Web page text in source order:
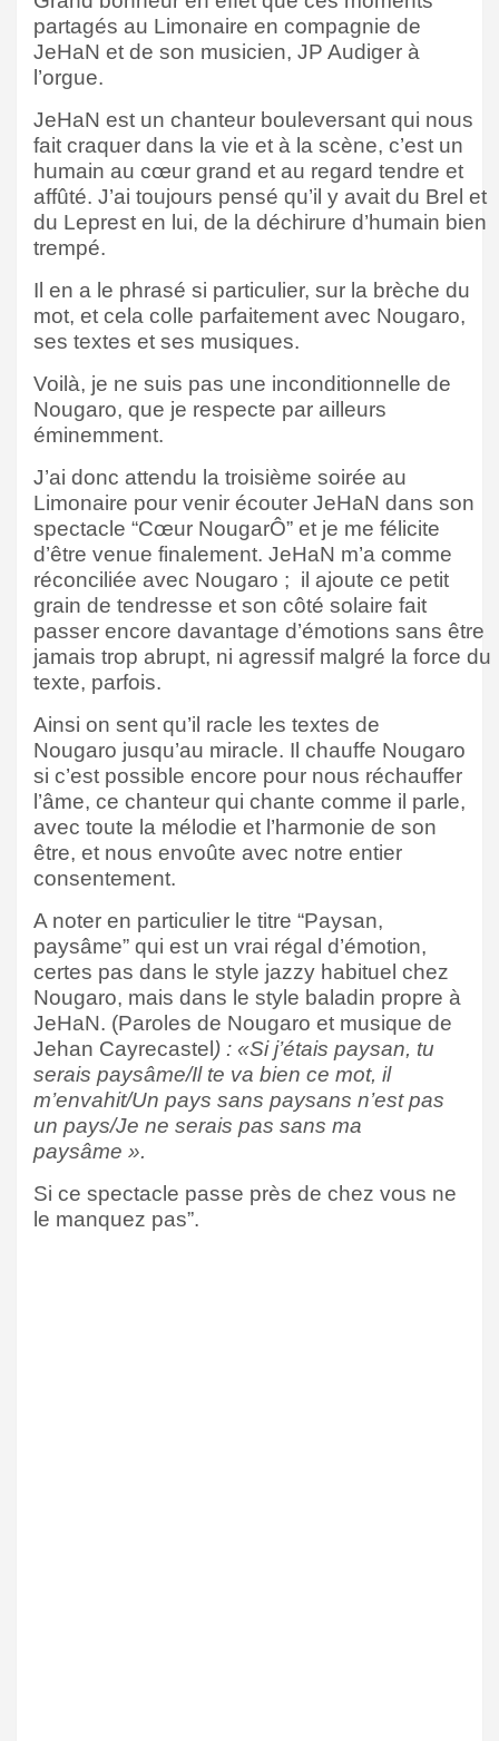
partagés au Limonaire en compagnie de
JeHaN et de son musicien, JP Audiger à
l’orgue.
JeHaN est un chanteur bouleversant qui nous
fait craquer dans la vie et à la scène, c’est un
humain au cœur grand et au regard tendre et
affûté. J’ai toujours pensé qu’il y avait du Brel et
du Leprest en lui, de la déchirure d’humain bien
trempé.
Il en a le phrasé si particulier, sur la brèche du
mot, et cela colle parfaitement avec Nougaro,
ses textes et ses musiques.
Voilà, je ne suis pas une inconditionnelle de
Nougaro, que je respecte par ailleurs
éminemment.
J’ai donc attendu la troisième soirée au
Limonaire pour venir écouter JeHaN dans son
spectacle “Cœur NougarÔ” et je me félicite
d’être venue finalement. JeHaN m’a comme
réconciliée avec Nougaro ; il ajoute ce petit
grain de tendresse et son côté solaire fait
passer encore davantage d’émotions sans être
jamais trop abrupt, ni agressif malgré la force du
texte, parfois.
Ainsi on sent qu’il racle les textes de
Nougaro jusqu’au miracle. Il chauffe Nougaro
si c’est possible encore pour nous réchauffer
l’âme, ce chanteur qui chante comme il parle,
avec toute la mélodie et l’harmonie de son
être, et nous envoûte avec notre entier
consentement.
A noter en particulier le titre “Paysan,
paysâme” qui est un vrai régal d’émotion,
certes pas dans le style jazzy habituel chez
Nougaro, mais dans le style baladin propre à
JeHaN. (Paroles de Nougaro et musique de
Jehan Cayrecastel) : «Si j’étais paysan, tu
serais paysâme/Il te va bien ce mot, il
m’envahit/Un pays sans paysans n’est pas
un pays/Je ne serais pas sans ma
paysâme ».
Si ce spectacle passe près de chez vous ne
le manquez pas”.